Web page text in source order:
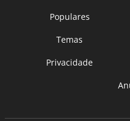
Populares
Temas
Privacidade